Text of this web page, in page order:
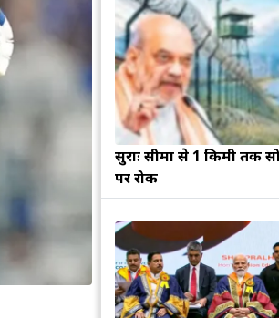
सुरक्षाः सीमा से 1 किमी तक
पर रोक